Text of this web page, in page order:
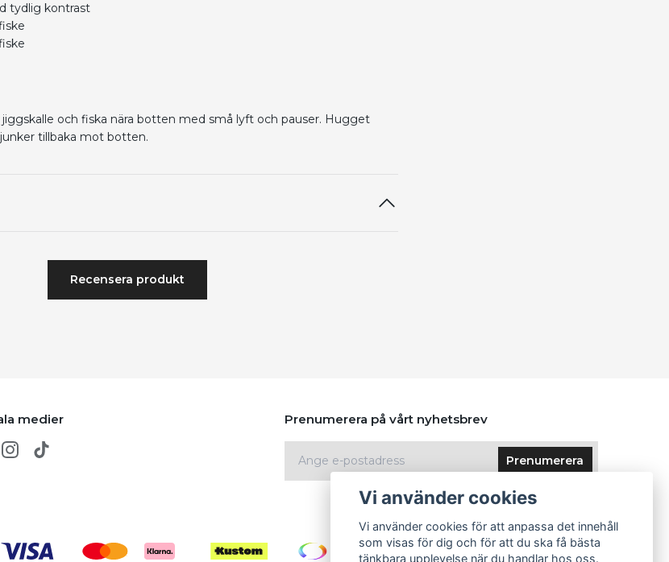
tydlig kontrast
och fiska nära botten med små lyft och pauser. Hugget
tillbaka mot botten.
Recensera produkt
medier Prenumerera på vårt nyhetsbrev
Prenumerera
Vi använder cookies
Vi använder cookies för att anpassa det innehåll
som visas för dig och för att du ska få bästa
tänkbara upplevelse när du handlar hos oss.